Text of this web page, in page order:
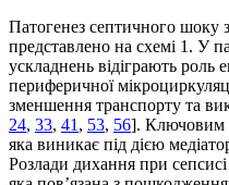
Патогенез септичного шоку
представлено на схемі 1. У
ускладнень відіграють роль
периферичної
зменшення транспорту та
24, 33, 41 , 53, 56]. Ключовим
яка виникає під дією
Розлади дихання при